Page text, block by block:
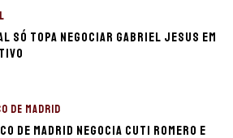
só topa negociar Gabriel Jesus em
DE MADRID
de Madrid negocia Cuti Romero e